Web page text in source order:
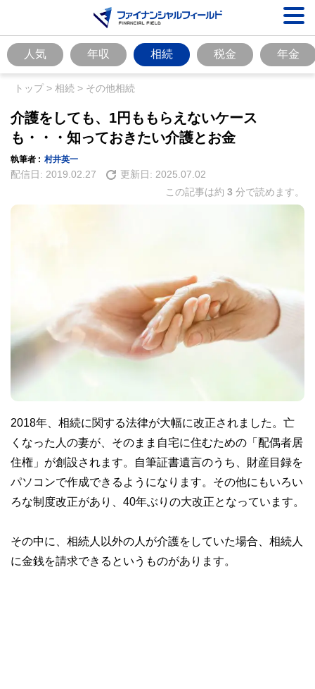
人気 年収 相続 税金 年金
トップ> 相続 > その他相続
介護をしても、1円ももらえないケース
も・・・知っておきたい介護とお金
執筆者 : 村井英一
配信日: 2019.02.27 更新日: 2025.07.02
この記事は約 3 分で読めます。
2018年、相続に関する法律が大幅に改正されました。亡
くなった人の妻が、そのまま自宅に住むための「配偶者居
住権」が創設されます。自筆証書遺言のうち、財産目録を
パソコンで作成できるようになります。その他にもいろい
ろな制度改正があり、40年ぶりの大改正となっています。
その中に、相続人以外の人が介護をしていた場合、相続人
に金銭を請求できるというものがあります。